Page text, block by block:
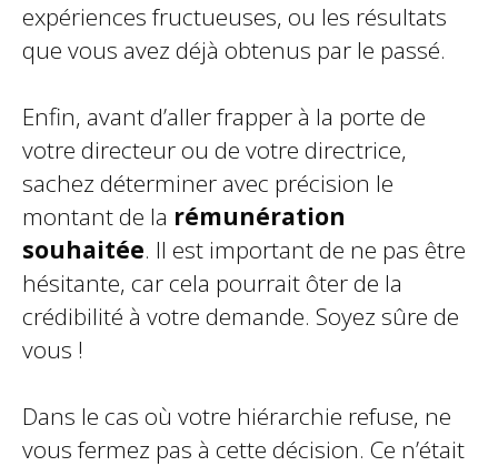
expériences fructueuses, ou les résultats
que vous avez déjà obtenus par le passé.
Enfin, avant d’aller frapper à la porte de
votre directeur ou de votre directrice,
sachez déterminer avec précision le
montant de la rémunération
souhaitée. Il est important de ne pas être
hésitante, car cela pourrait ôter de la
crédibilité à votre demande. Soyez sûre de
vous !
Dans le cas où votre hiérarchie refuse, ne
vous fermez pas à cette décision. Ce n’était